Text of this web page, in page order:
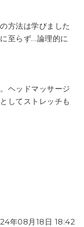
方法は学びました
至らず…論理的に
ヘッドマッサージ
してストレッチも
年08月18日 18:42